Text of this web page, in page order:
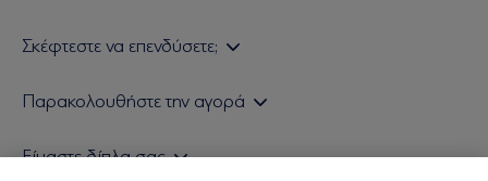
Σκέφτεστε να επενδύσετε;
Τιμολογιακή Πολιτική
Παρακολουθήστε την αγορά
Είμαστε δίπλα σας